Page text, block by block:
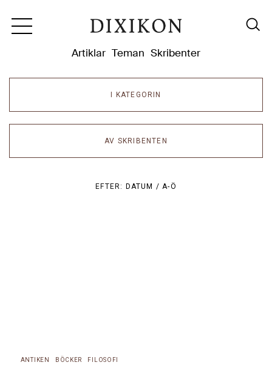
Artiklar Teman Skribenter
I KATEGORIN
AV SKRIBENTEN
EFTER: DATUM /A-Ö
ANTIKEN BÖCKER
FILOSOFI